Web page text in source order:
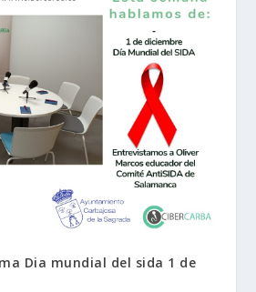
Dia mundial del sida 1 de